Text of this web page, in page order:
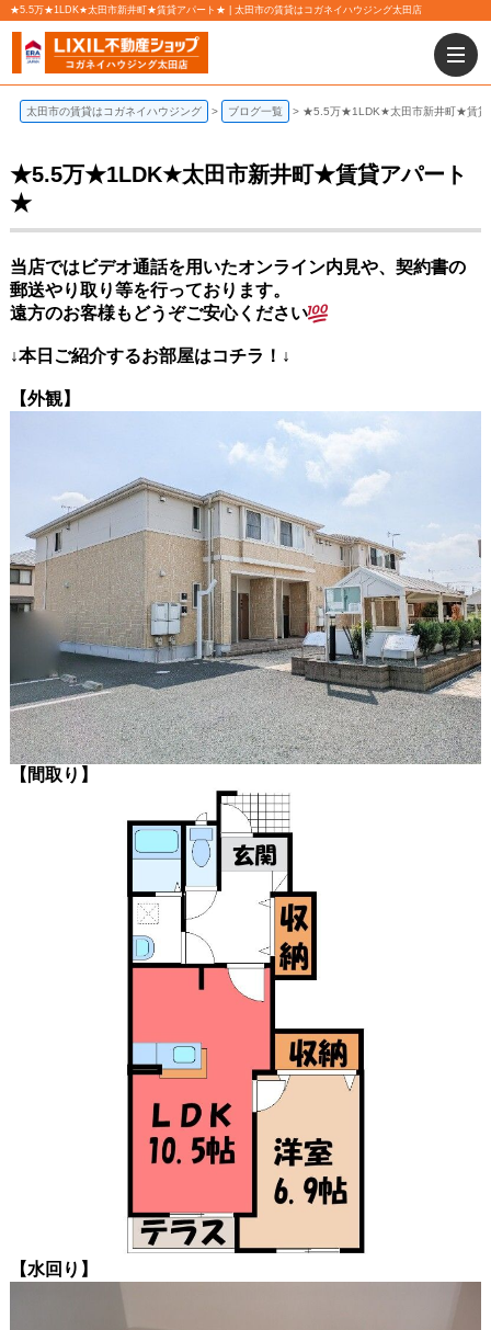
★5.5万★1LDK★太田市新井町★賃貸アパート★ | 太田市の賃貸はコガネイハウジング太田店
太田市の賃貸はコガネイハウジング ブログ一覧 ★5.5万★1LDK★太田市新井町★賃貸
★5.5万★1LDK★太田市新井町★賃貸アパート
★
当店ではビデオ通話を用いたオンライン内見や、契約書の
郵送やり取り等を行っております。
遠方のお客様もどうぞご安心ください
↓本日ご紹介するお部屋はコチラ！↓
【外観】
【間取り】
【水回り 】